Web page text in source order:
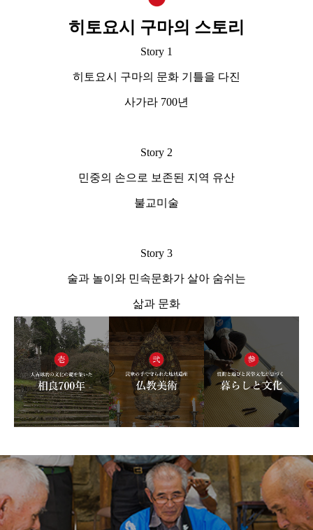
히토요시 구마의 스토리
Story 1
히토요시 구마의 문화 기틀을 다진
사가라 700년
Story 2
민중의 손으로 보존된 지역 유산
불교미술
Story 3
술과 놀이와 민속문화가 살아 숨쉬는
삶과 문화